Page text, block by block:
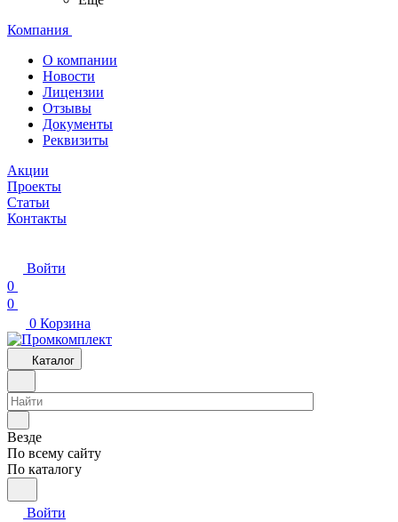
Компания
О компании
Новости
Лицензии
Отзывы
Документы
Реквизиты
Акции
Проекты
Статьи
Контакты
Войти
0
0
0 Корзина
Каталог
Везде
По всему сайту
По каталогу
Войти